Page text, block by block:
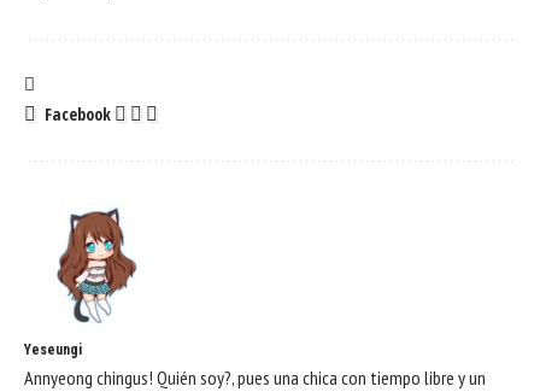
Facebook
Yeseungi
Annyeong chingus! Quién soy?, pues una chica con tiempo libre y un